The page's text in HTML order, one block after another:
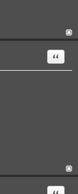
Quote
Quote